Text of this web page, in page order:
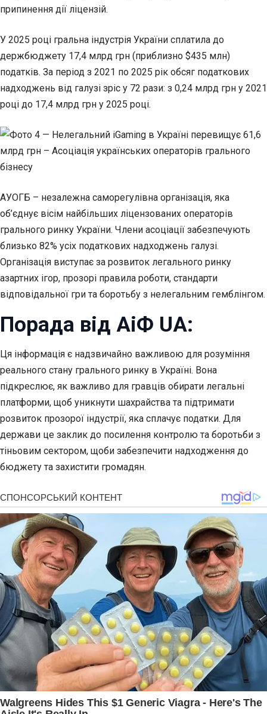
припинення дії ліцензій.
У 2025 році гральна індустрія України сплатила до
держбюджету 17,4 млрд грн (приблизно $435 млн)
податків. За період з 2021 по 2025 рік обсяг податкових
надходжень від галузі зріс у 72 рази: з 0,24 млрд грн у 2021
році до 17,4 млрд грн у 2025 році.
АУОГБ – незалежна саморегулівна організація, яка
об’єднує вісім найбільших ліцензованих операторів
грального ринку України. Члени асоціації забезпечують
близько 82% усіх податкових надходжень галузі.
Організація виступає за розвиток легального ринку
азартних ігор, прозорі правила роботи, стандарти
відповідальної гри та боротьбу з нелегальним гемблінгом.
Порада від АіФ UA:
Ця інформація є надзвичайно важливою для розуміння
реального стану грального ринку в Україні. Вона
підкреслює, як важливо для гравців обирати легальні
платформи, щоб уникнути шахрайства та підтримати
розвиток прозорої індустрії, яка сплачує податки. Для
держави це заклик до посилення контролю та боротьби з
тіньовим сектором, щоби забезпечити надходження до
бюджету та захистити громадян.